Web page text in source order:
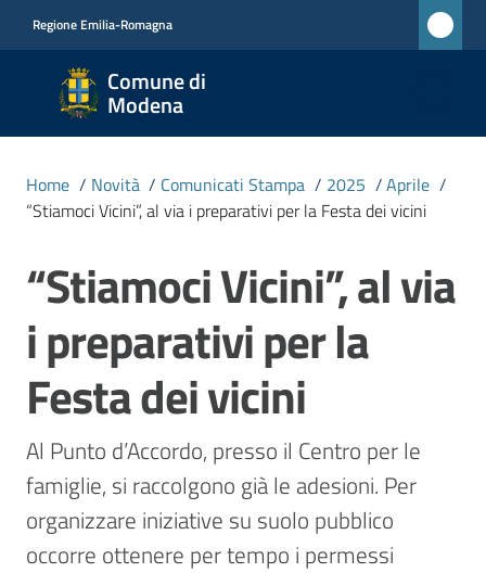
Regione Emilia-Romagna
Comune di
Modena
Comune
di
Modena
CIVICA
MONET
Amministrazione
Novità
Menu selezionato
Vivere
Modena
Home / Novità / Comunicati Stampa / 2025 /Aprile /
“Stiamoci Vicini”, al via i preparativi per la Festa dei vicini
Salta al contenuto
“Stiamoci Vicini”, al via
i preparativi per la
Festa dei vicini
Al Punto d’Accordo, presso il Centro per le
famiglie, si raccolgono già le adesioni. Per
organizzare iniziative su suolo pubblico
occorre ottenere per tempo i permessi